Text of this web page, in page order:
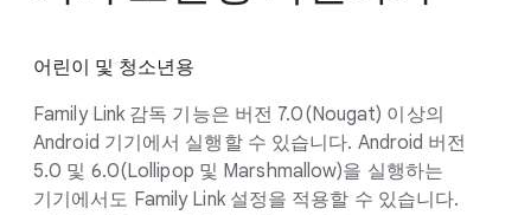
어린이 및 청소년용
Family Link 감독 기능은 버전 7.0(Nougat) 이상의
Android 기기에서 실행할 수 있습니다. Android 버전
5.0 및 6.0(Lollipop 및 Marshmallow)을 실행하는
기기에서도 Family Link 설정을 적용할 수 있습니다.